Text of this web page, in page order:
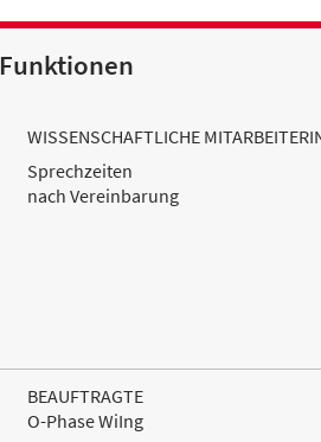
Funktionen
WISSENSCHAFTLICHE
Sprechzeiten
nach Vereinbarung
BEAUFTRAGTE
O-Phase WiIng